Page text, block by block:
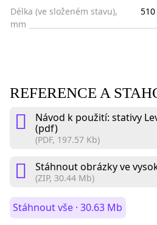
Délka (ve složeném stavu),
mm
510
REFERENCE A
Návod k použití: stativy
(pdf)
(PDF, 197.57 Kb)
Stáhnout obrázky ve
(ZIP, 30.44 Mb)
Stáhnout vše · 30.63 Mb